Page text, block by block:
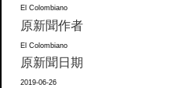
El Colombiano
原新聞作者
El Colombiano
原新聞日期
2019-06-26